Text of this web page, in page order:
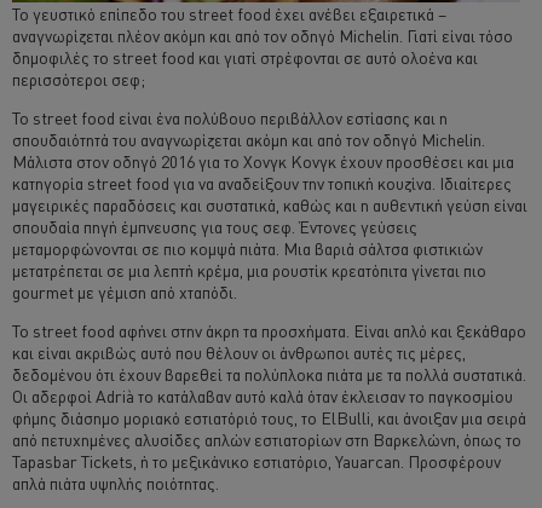
Το γευστικό επίπεδο του street food έχει ανέβει εξαιρετικά –
αναγνωρίζεται πλέον ακόμη και από τον οδηγό Michelin. Γιατί είναι τόσο
δημοφιλές το street food και γιατί στρέφονται σε αυτό ολοένα και
περισσότεροι σεφ;
Το street food είναι ένα πολύβουο περιβάλλον εστίασης και η
σπουδαιότητά του αναγνωρίζεται ακόμη και από τον οδηγό Michelin.
Μάλιστα στον οδηγό 2016 για το Χονγκ Κονγκ έχουν προσθέσει και μια
κατηγορία street food για να αναδείξουν την τοπική κουζίνα. Ιδιαίτερες
μαγειρικές παραδόσεις και συστατικά, καθώς και η αυθεντική γεύση είναι
σπουδαία πηγή έμπνευσης για τους σεφ. Έντονες γεύσεις
μεταμορφώνονται σε πιο κομψά πιάτα. Μια βαριά σάλτσα φιστικιών
μετατρέπεται σε μια λεπτή κρέμα, μια ρουστίκ κρεατόπιτα γίνεται πιο
gourmet με γέμιση από χταπόδι.
Το street food αφήνει στην άκρη τα προσχήματα. Είναι απλό και ξεκάθαρο
και είναι ακριβώς αυτό που θέλουν οι άνθρωποι αυτές τις μέρες,
δεδομένου ότι έχουν βαρεθεί τα πολύπλοκα πιάτα με τα πολλά συστατικά.
Οι αδερφοί Adrià το κατάλαβαν αυτό καλά όταν έκλεισαν το παγκοσμίου
φήμης διάσημο μοριακό εστιατόριό τους, το ElBulli, και άνοιξαν μια σειρά
από πετυχημένες αλυσίδες απλών εστιατορίων στη Βαρκελώνη, όπως το
Tapasbar Tickets, ή το μεξικάνικο εστιατόριο, Yauarcan. Προσφέρουν
απλά πιάτα υψηλής ποιότητας.